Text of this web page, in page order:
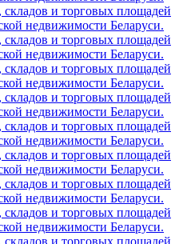
и торговых площадей
недвижимости Беларуси.
и торговых площадей
недвижимости Беларуси.
и торговых площадей
недвижимости Беларуси.
и торговых площадей
недвижимости Беларуси.
и торговых площадей
недвижимости Беларуси.
и торговых площадей
недвижимости Беларуси.
и торговых площадей
недвижимости Беларуси.
и торговых площадей
недвижимости Беларуси.
и торговых площадей